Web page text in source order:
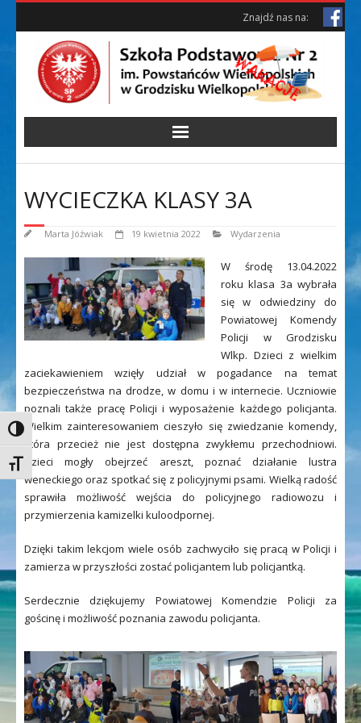
Skip
Toggle High Contrast
Toggle Font size
Skip
Znajdź nas na:
WYCIECZKA KLASY 3A
Marta Jóźwiak 19 kwietnia 2022 Wydarzenia
W środę 13.04.2022
roku klasa 3a wybrała
się w odwiedziny do
Powiatowej Komendy
Policji w Grodzisku
Wlkp. Dzieci z wielkim
zaciekawieniem wzięły udział w pogadance na temat
bezpieczeństwa na drodze, w domu i w internecie. Uczniowie
poznali także pracę Policji i wyposażenie każdego policjanta.
Wielkim zainteresowaniem cieszyło się zwiedzanie komendy,
która przecież nie jest dostępna zwykłemu przechodniowi.
Dzieci mogły obejrzeć areszt, poznać działanie lustra
weneckiego oraz spotkać się z policyjnymi psami. Wielką radość
sprawiła możliwość wejścia do policyjnego radiowozu i
przymierzenia kamizelki kuloodpornej.
Dzięki takim lekcjom wiele osób zachwyciło się pracą w Policji i
zamierza w przyszłości zostać policjantem lub policjantką.
Serdecznie dziękujemy Powiatowej Komendzie Policji za
gościnę i możliwość poznania zawodu policjanta.